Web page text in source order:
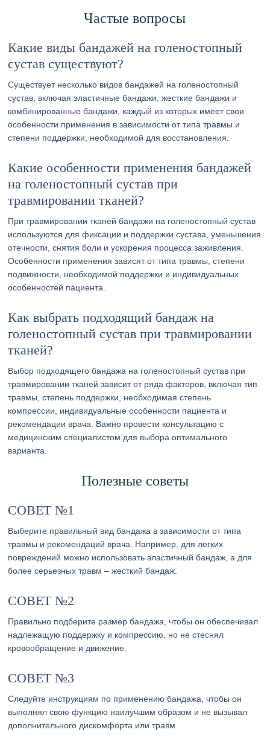
Частые вопросы
Какие виды бандажей на голеностопный
сустав существуют?
Существует несколько видов бандажей на голеностопный
сустав, включая эластичные бандажи, жесткие бандажи и
комбинированные бандажи, каждый из которых имеет свои
особенности применения в зависимости от типа травмы и
степени поддержки, необходимой для восстановления.
Какие особенности применения бандажей
на голеностопный сустав при
травмировании тканей?
При травмировании тканей бандажи на голеностопный сустав
используются для фиксации и поддержки сустава, уменьшения
отечности, снятия боли и ускорения процесса заживления.
Особенности применения зависят от типа травмы, степени
подвижности, необходимой поддержки и индивидуальных
особенностей пациента.
Как выбрать подходящий бандаж на
голеностопный сустав при травмировании
тканей?
Выбор подходящего бандажа на голеностопный сустав при
травмировании тканей зависит от ряда факторов, включая тип
травмы, степень поддержки, необходимая степень
компрессии, индивидуальные особенности пациента и
рекомендации врача. Важно провести консультацию с
медицинским специалистом для выбора оптимального
варианта.
Полезные советы
СОВЕТ №1
Выберите правильный вид бандажа в зависимости от типа
травмы и рекомендаций врача. Например, для легких
повреждений можно использовать эластичный бандаж, а для
более серьезных травм – жесткий бандаж.
СОВЕТ №2
Правильно подберите размер бандажа, чтобы он обеспечивал
надлежащую поддержку и компрессию, но не стеснял
кровообращение и движение.
СОВЕТ №3
Следуйте инструкциям по применению бандажа, чтобы он
выполнял свою функцию наилучшим образом и не вызывал
дополнительного дискомфорта или травм.